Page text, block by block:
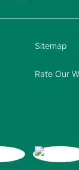
Sitemap
Rate Our